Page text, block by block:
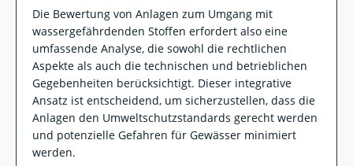
Die Bewertung von Anlagen zum Umgang mit
wassergefährdenden Stoffen erfordert also eine
umfassende Analyse, die sowohl die rechtlichen
Aspekte als auch die technischen und betrieblichen
Gegebenheiten berücksichtigt. Dieser integrative
Ansatz ist entscheidend, um sicherzustellen, dass die
Anlagen den Umweltschutzstandards gerecht werden
und potenzielle Gefahren für Gewässer minimiert
werden.